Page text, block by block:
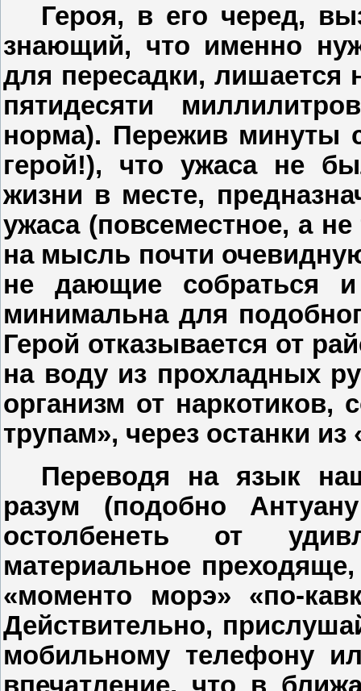
Героя, в его черед,
знающий, что именно
для пересадки, лишается
пятидесяти
норма). Пережив минуты
герой!), что ужаса не
жизни в месте,
ужаса (повсеместное, а
на мысль почти
не дающие собраться и
минимальна для
Герой отказывается от
на воду из прохладных
организм от наркотиков,
трупам», через останки
Переводя на язык
разум (подобно
остолбенеть от
материальное
«моменто морэ» «по-
Действительно,
мобильному телефону
впечатление, что в